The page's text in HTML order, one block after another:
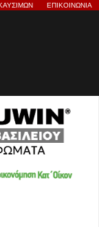
ΕΠΙΚΟΙΝΩΝΙΑ